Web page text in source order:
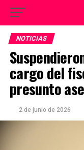
NOTICIAS
cargo del
presunto
2 de junio de 2026